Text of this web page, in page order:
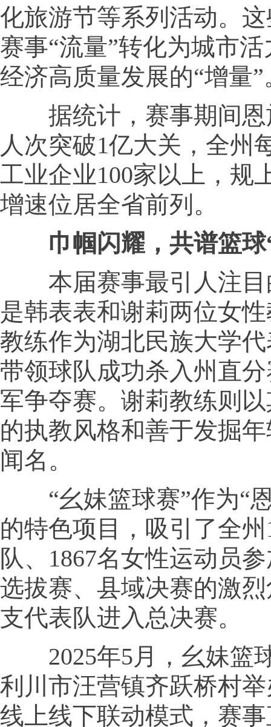
化旅游节等系列活动。
赛事“流量”转化为城市活
经济高质量发展的“增量”
据统计，赛事期间恩
人次突破1亿大关，全州
工业企业100家以上，规
增速位居全省前列。
巾帼闪耀，共谱篮
本届赛事最引人注目
是韩表表和谢莉两位女
教练作为湖北民族大学
带领球队成功杀入州直
军争夺赛。谢莉教练则
的执教风格和善于发掘
闻名。
“幺妹篮球赛”作为“
的特色项目，吸引了全
队、1867名女性运动员
选拔赛、县域决赛的激
支代表队进入总决赛。
2025年5月，幺妹篮
利川市汪营镇齐跃桥村
线上线下联动模式，赛